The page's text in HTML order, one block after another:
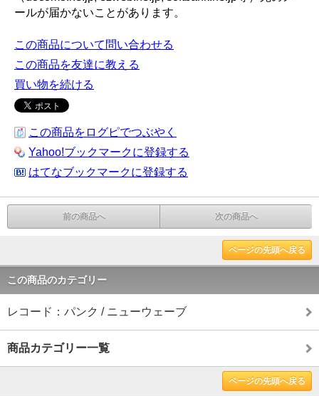
ールが届かないことがあります。
この商品について問い合わせる
この商品を友達に教える
買い物を続ける
この商品をログピでつぶやく
Yahoo!ブックマークに登録する
はてなブックマークに登録する
前の商品へ 次の商品へ
ページの先頭へ戻る
この商品のカテゴリー
レコード：パンク / ニューウェーブ
商品カテゴリー一覧
ページの先頭へ戻る